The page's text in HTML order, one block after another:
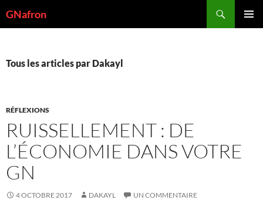
auGNafron
Tous les articles par Dakayl
RÉFLEXIONS
RUISSELLEMENT : DE
L’ÉCONOMIE DANS VOTRE
GN
4 OCTOBRE 2017 DAKAYL UN COMMENTAIRE